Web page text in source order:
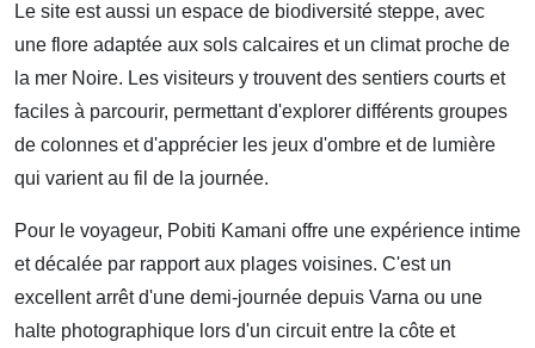
Le site est aussi un espace de biodiversité steppe, avec
une flore adaptée aux sols calcaires et un climat proche de
la mer Noire. Les visiteurs y trouvent des sentiers courts et
faciles à parcourir, permettant d'explorer différents groupes
de colonnes et d'apprécier les jeux d'ombre et de lumière
qui varient au fil de la journée.
Pour le voyageur, Pobiti Kamani offre une expérience intime
et décalée par rapport aux plages voisines. C'est un
excellent arrêt d'une demi-journée depuis Varna ou une
halte photographique lors d'un circuit entre la côte et